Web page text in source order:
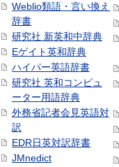
Weblio類語・言い換え
辞書
研究社 新英和中辞典
Eゲイト英和辞典
ハイパー英語辞書
研究社 英和コンピュ
ーター用語辞典
外務省記者会見英語対
訳
EDR日英対訳辞書
JMnedict